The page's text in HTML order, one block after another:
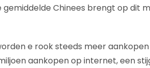
gemiddelde Chinees brengt op dit
e rook steeds meer aankopen
aankopen op internet, een